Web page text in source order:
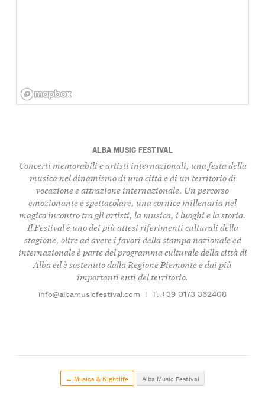
ALBA MUSIC FESTIVAL
Concerti memorabili e artisti internazionali, una festa della
musica nel dinamismo di una città e di un territorio di
vocazione e attrazione internazionale. Un percorso
emozionante e spettacolare, una cornice millenaria nel
magico incontro tra gli artisti, la musica, i luoghi e la storia.
Il Festival è uno dei più attesi riferimenti culturali della
stagione, oltre ad avere i favori della stampa nazionale ed
internazionale è parte del programma culturale della città di
Alba ed è sostenuto dalla Regione Piemonte e dai più
importanti enti del territorio.
info@albamusicfestival.com | T: +39 0173 362408
← Musica & Nightlife Alba Music Festival